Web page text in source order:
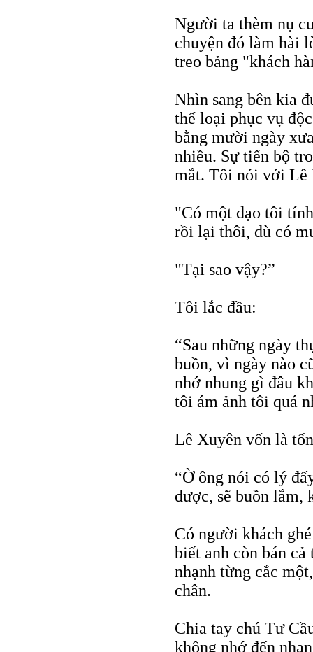
Người ta thèm nụ
chuyện đó làm hài
treo bảng "khách
Nhìn sang bên kia
thể loại phục vụ
bằng mười ngày
nhiều. Sự tiến bộ
mắt. Tôi nói với Lê
"Có một dạo tôi
rồi lại thôi, dù có
"Tại sao vậy?”
Tôi lắc đầu:
“Sau những ngày
buồn, vì ngày nào
nhớ nhung gì đâu
tôi ám ảnh tôi quá
Lê Xuyên vốn là
“Ờ ông nói có lý
được, sẽ buồn lắm,
Có người khách
biết anh còn bán
nhạnh từng cắc
chân.
Chia tay chú Tư
không nhớ đến